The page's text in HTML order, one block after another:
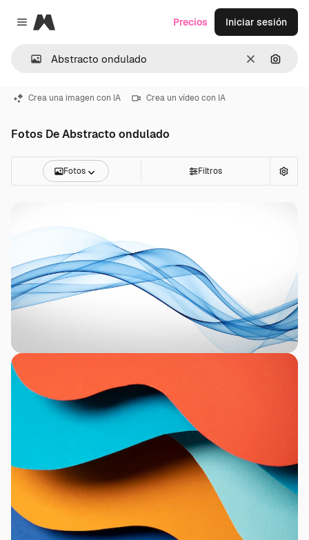
Close menu
Magnific
Borrar
Precios Iniciar sesión
Crea una imagen con IA Crea un vídeo con IA
Fotos De Abstracto ondulado
Fotos Filtros